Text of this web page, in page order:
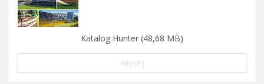
Katalog Hunter (48,68 MB)
więcej